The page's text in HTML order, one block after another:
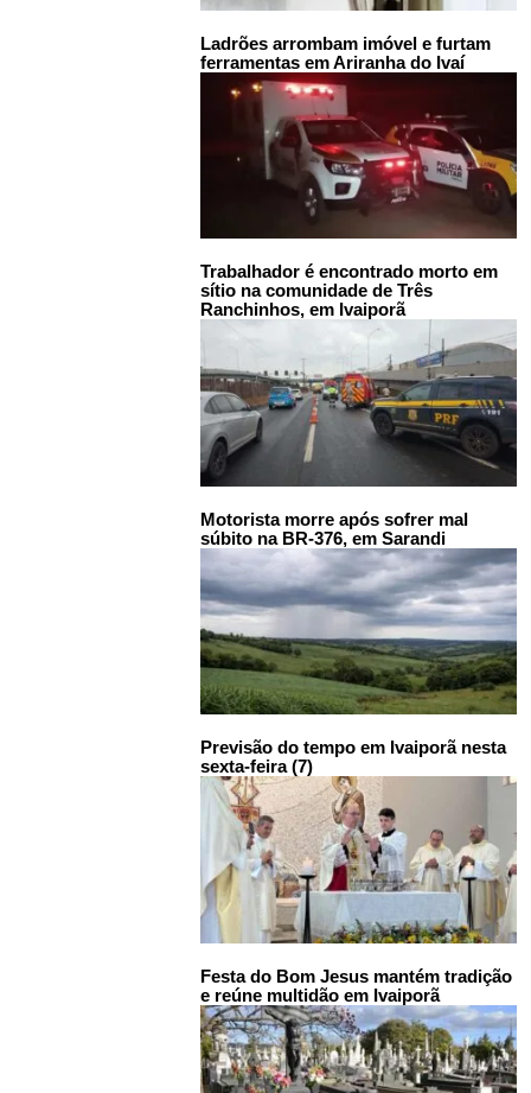
Ladrões arrombam imóvel e furtam
ferramentas em Ariranha do Ivaí
Trabalhador é encontrado morto em
sítio na comunidade de Três
Ranchinhos, em Ivaiporã
Motorista morre após sofrer mal
súbito na BR-376, em Sarandi
Previsão do tempo em Ivaiporã nesta
sexta-feira (7)
Festa do Bom Jesus mantém tradição
e reúne multidão em Ivaiporã